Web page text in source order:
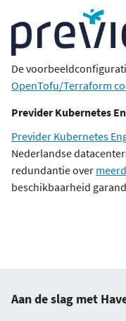
De
OpenTofu/Terraform
Previder Kubernetes
Previder Kubernetes
Nederlandse
redundantie over
beschikbaarheid
Aan de slag met